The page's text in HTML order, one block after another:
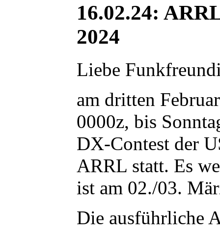
16.02.24:
2024
Liebe
am dritten
0000z, bis
DX-Contest der
ARRL statt. Es
ist am 02./03.
Die ausführliche